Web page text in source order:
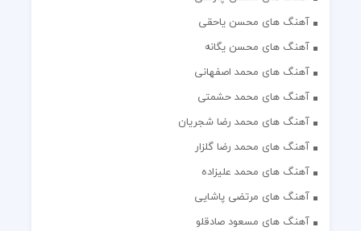
آهنگ های محسن یاحقی
آهنگ های محسن یگانه
آهنگ های محمد اصفهانی
آهنگ های محمد حشمتی
آهنگ های محمد رضا شجریان
آهنگ های محمد رضا گلزار
آهنگ های محمد علیزاده
آهنگ های مرتضی پاشایی
آهنگ های مسعود صادقلو